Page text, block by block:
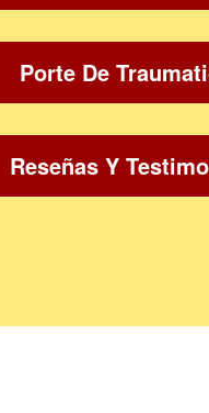
Porte De
Reseñas Y